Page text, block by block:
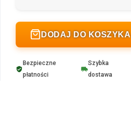
DODAJ DO KOSZYKA
Bezpieczne
płatności
Szybka
dostawa